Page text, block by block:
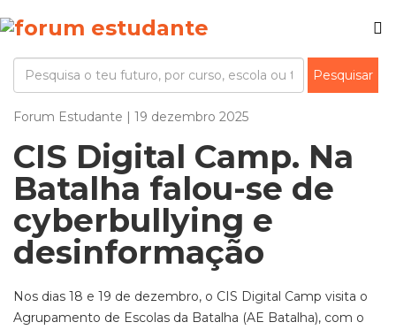
Forum Estudante | 19 dezembro 2025
CIS Digital Camp. Na
Batalha falou-se de
cyberbullying e
desinformação
Nos dias 18 e 19 de dezembro, o CIS Digital Camp visita o
Agrupamento de Escolas da Batalha (AE Batalha), com o